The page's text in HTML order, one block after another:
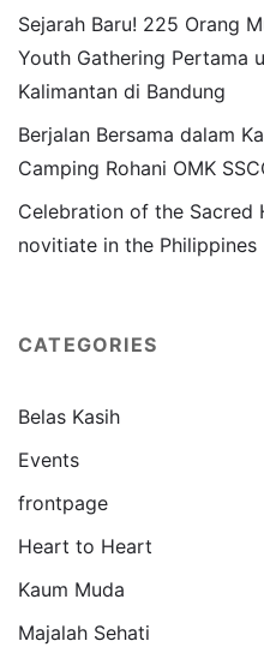
Sejarah Baru! 225 Orang
Youth Gathering Pertama
Kalimantan di Bandung
Berjalan Bersama dalam
Camping Rohani OMK
Celebration of the
novitiate in the Philippines
CATEGORIES
Belas Kasih
Events
frontpage
Heart to Heart
Kaum Muda
Majalah Sehati